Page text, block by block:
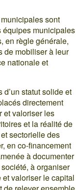
sont
équipes municipales
en règle générale,
de mobiliser à leur
nationale et
statut solide et
directement
et valoriser les
et la réalité de
sectorielle des
en co-financement
à documenter
à organiser
et valoriser le capital